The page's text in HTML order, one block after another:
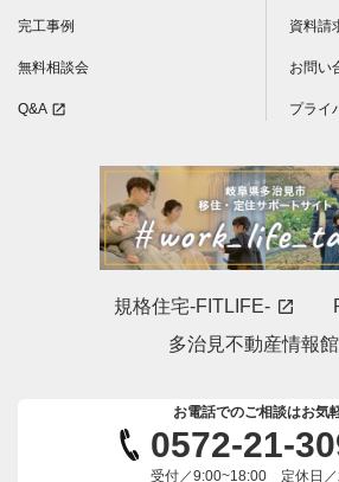
完工事例
無料相談会
Q&A open_in_new
資料請
お問い
プライ
規格住宅-FITLIFE- open_in_new
多治見不動産情報館
お電話でのご相談はお気
0572-21-
受付／9:00~18:00 定休日／